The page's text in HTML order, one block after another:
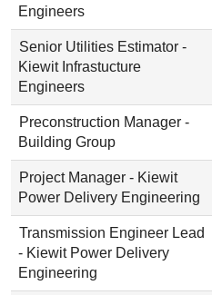
Engineers
Senior Utilities Estimator -
Kiewit Infrastucture
Engineers
Preconstruction Manager -
Building Group
Project Manager - Kiewit
Power Delivery Engineering
Transmission Engineer Lead
- Kiewit Power Delivery
Engineering